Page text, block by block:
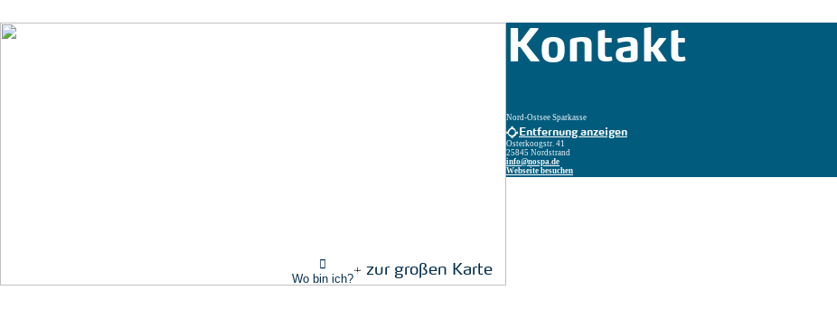
Kontakt
Wo bin ich? zur großen Karte
Nord-Ostsee Sparkasse
Entfernung anzeigen
Osterkoogstr. 41
25845 Nordstrand
info@nospa.de
Webseite besuchen